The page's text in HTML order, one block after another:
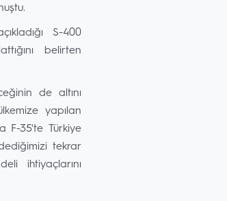
S-400
belirten
de altını
yapılan
F-35'te Türkiye
tekrar
ihtiyaçlarını